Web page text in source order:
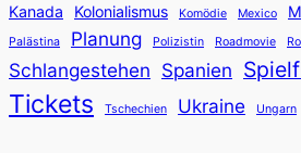
Kanada Kolonialismus Komödie Mexico
Palästina
Planung Polizistin Roadmovie
Schlangestehen Spanien
Tickets Tschechien Ukraine Ungarn